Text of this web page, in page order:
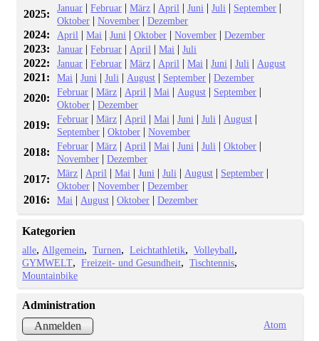
2025: Januar |Februar |März | April |Juni |Juli | September |
Oktober |November |Dezember
2024: April |Mai |Juni |Oktober |November |Dezember
2023: Januar |Februar | April |Mai |Juli
2022: Januar |Februar |März | April |Mai |Juni |Juli | August
2021: Mai |Juni |Juli | August | September |Dezember
2020: Februar |März | April |Mai | August | September |
Oktober |Dezember
2019: Februar |März | April |Mai |Juni |Juli | August |
September |Oktober |November
2018: Februar |März | April |Mai |Juni |Juli |Oktober |
November |Dezember
2017: März | April |Mai |Juni |Juli | August | September |
Oktober |November |Dezember
2016: Mai | August |Oktober |Dezember
Kategorien
alle Allgemein Turnen Leichtathletik
Volleyball
GYMWELT
Freizeit- und Gesundheit
Tischtennis
Mountainbike
Administration
Anmelden
Atom